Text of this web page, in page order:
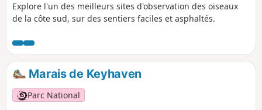
Explore l'un des meilleurs sites d'observation des oiseaux
de la côte sud, sur des sentiers faciles et asphaltés.
Marais de Keyhaven
Parc National